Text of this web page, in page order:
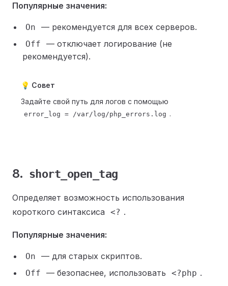
Популярные значения:
On — рекомендуется для всех серверов.
Off
— отключает логирование (не
рекомендуется).
💡 Совет
Задайте свой путь для логов с помощью
error_log = /var/log/php_errors.log .
8. short_open_tag
Определяет возможность использования
короткого синтаксиса
<? .
Популярные значения:
On — для старых скриптов.
Off — безопаснее, использовать <?php .